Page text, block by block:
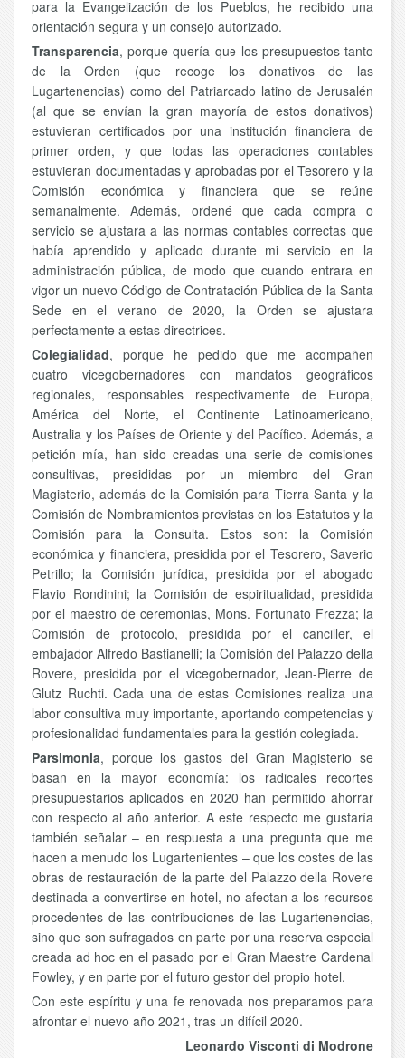
para la Evangelización de los Pueblos, he recibido una
orientación segura y un consejo autorizado.
Transparencia, porque quería que los presupuestos tanto
de la Orden (que recoge los donativos de las
Lugartenencias) como del Patriarcado latino de Jerusalén
(al que se envían la gran mayoría de estos donativos)
estuvieran certificados por una institución financiera de
primer orden, y que todas las operaciones contables
estuvieran documentadas y aprobadas por el Tesorero y la
Comisión económica y financiera que se reúne
semanalmente. Además, ordené que cada compra o
servicio se ajustara a las normas contables correctas que
había aprendido y aplicado durante mi servicio en la
administración pública, de modo que cuando entrara en
vigor un nuevo Código de Contratación Pública de la Santa
Sede en el verano de 2020, la Orden se ajustara
perfectamente a estas directrices.
Colegialidad, porque he pedido que me acompañen
cuatro vicegobernadores con mandatos geográficos
regionales, responsables respectivamente de Europa,
América del Norte, el Continente Latinoamericano,
Australia y los Países de Oriente y del Pacífico. Además, a
petición mía, han sido creadas una serie de comisiones
consultivas, presididas por un miembro del Gran
Magisterio, además de la Comisión para Tierra Santa y la
Comisión de Nombramientos previstas en los Estatutos y la
Comisión para la Consulta. Estos son: la Comisión
económica y financiera, presidida por el Tesorero, Saverio
Petrillo; la Comisión jurídica, presidida por el abogado
Flavio Rondinini; la Comisión de espiritualidad, presidida
por el maestro de ceremonias, Mons. Fortunato Frezza; la
Comisión de protocolo, presidida por el canciller, el
embajador Alfredo Bastianelli; la Comisión del Palazzo della
Rovere, presidida por el vicegobernador, Jean-Pierre de
Glutz Ruchti. Cada una de estas Comisiones realiza una
labor consultiva muy importante, aportando competencias y
profesionalidad fundamentales para la gestión colegiada.
Parsimonia, porque los gastos del Gran Magisterio se
basan en la mayor economía: los radicales recortes
presupuestarios aplicados en 2020 han permitido ahorrar
con respecto al año anterior. A este respecto me gustaría
también señalar – en respuesta a una pregunta que me
hacen a menudo los Lugartenientes – que los costes de las
obras de restauración de la parte del Palazzo della Rovere
destinada a convertirse en hotel, no afectan a los recursos
procedentes de las contribuciones de las Lugartenencias,
sino que son sufragados en parte por una reserva especial
creada ad hoc en el pasado por el Gran Maestre Cardenal
Fowley, y en parte por el futuro gestor del propio hotel.
Con este espíritu y una fe renovada nos preparamos para
afrontar el nuevo año 2021, tras un difícil 2020.
Leonardo Visconti di Modrone